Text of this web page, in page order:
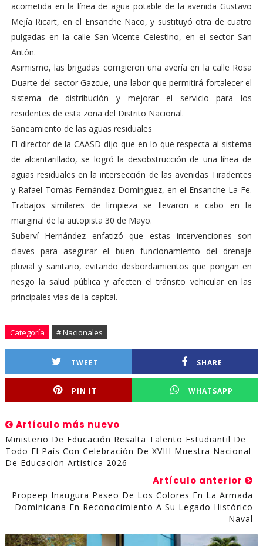
acometida en la línea de agua potable de la avenida Gustavo
Mejía Ricart, en el Ensanche Naco, y sustituyó otra de cuatro
pulgadas en la calle San Vicente Celestino, en el sector San
Antón.
Asimismo, las brigadas corrigieron una avería en la calle Rosa
Duarte del sector Gazcue, una labor que permitirá fortalecer el
sistema de distribución y mejorar el servicio para los
residentes de esta zona del Distrito Nacional.
Saneamiento de las aguas residuales
El director de la CAASD dijo que en lo que respecta al sistema
de alcantarillado, se logró la desobstrucción de una línea de
aguas residuales en la intersección de las avenidas Tiradentes
y Rafael Tomás Fernández Domínguez, en el Ensanche La Fe.
Trabajos similares de limpieza se llevaron a cabo en la
marginal de la autopista 30 de Mayo.
Suberví Hernández enfatizó que estas intervenciones son
claves para asegurar el buen funcionamiento del drenaje
pluvial y sanitario, evitando desbordamientos que pongan en
riesgo la salud pública y afecten el tránsito vehicular en las
principales vías de la capital.
Categoría # Nacionales
TWEET SHARE
PIN IT WHATSAPP
Artículo más nuevo
Ministerio De Educación Resalta Talento Estudiantil De
Todo El País Con Celebración De XVIII Muestra Nacional
De Educación Artística 2026
Artículo anterior
Propeep Inaugura Paseo De Los Colores En La Armada
Dominicana En Reconocimiento A Su Legado Histórico
Naval